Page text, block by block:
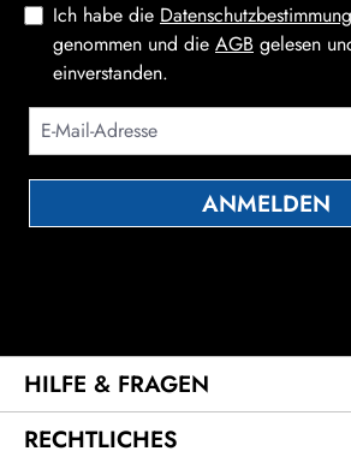
Ich habe die
genommen und die AGB gelesen
einverstanden.
ANMELDEN
HILFE & FRAGEN
RECHTLICHES